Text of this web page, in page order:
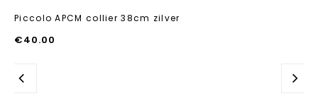
Piccolo APCM collier 38cm zilver
€40.00